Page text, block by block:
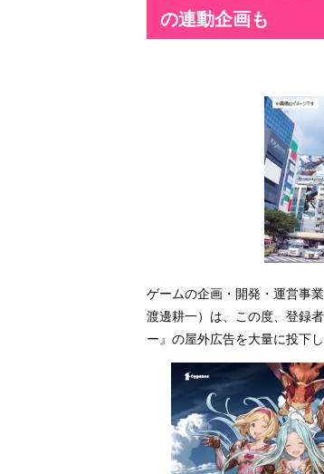
の連動企画も
ゲームの企画・開発・運営事
渡邊耕一）は、この度、登録
ー』の屋外広告を大量に投下